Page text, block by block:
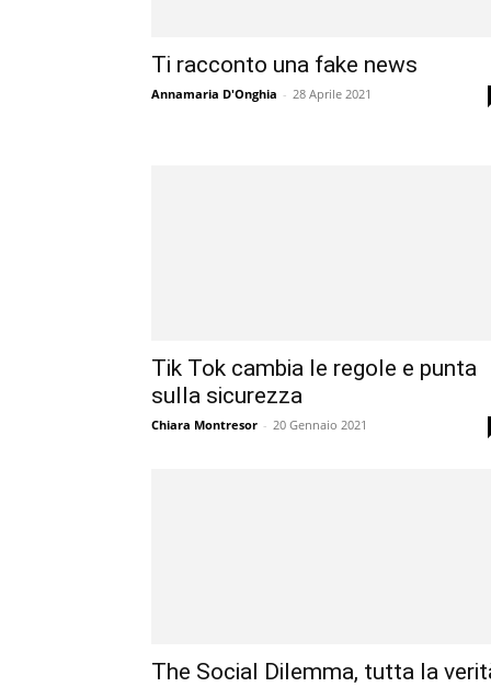
Ti racconto una fake news
Annamaria D'Onghia - 28 Aprile 2021
Tik Tok cambia le regole e punta
sulla sicurezza
Chiara Montresor - 20 Gennaio 2021
The Social Dilemma, tutta la